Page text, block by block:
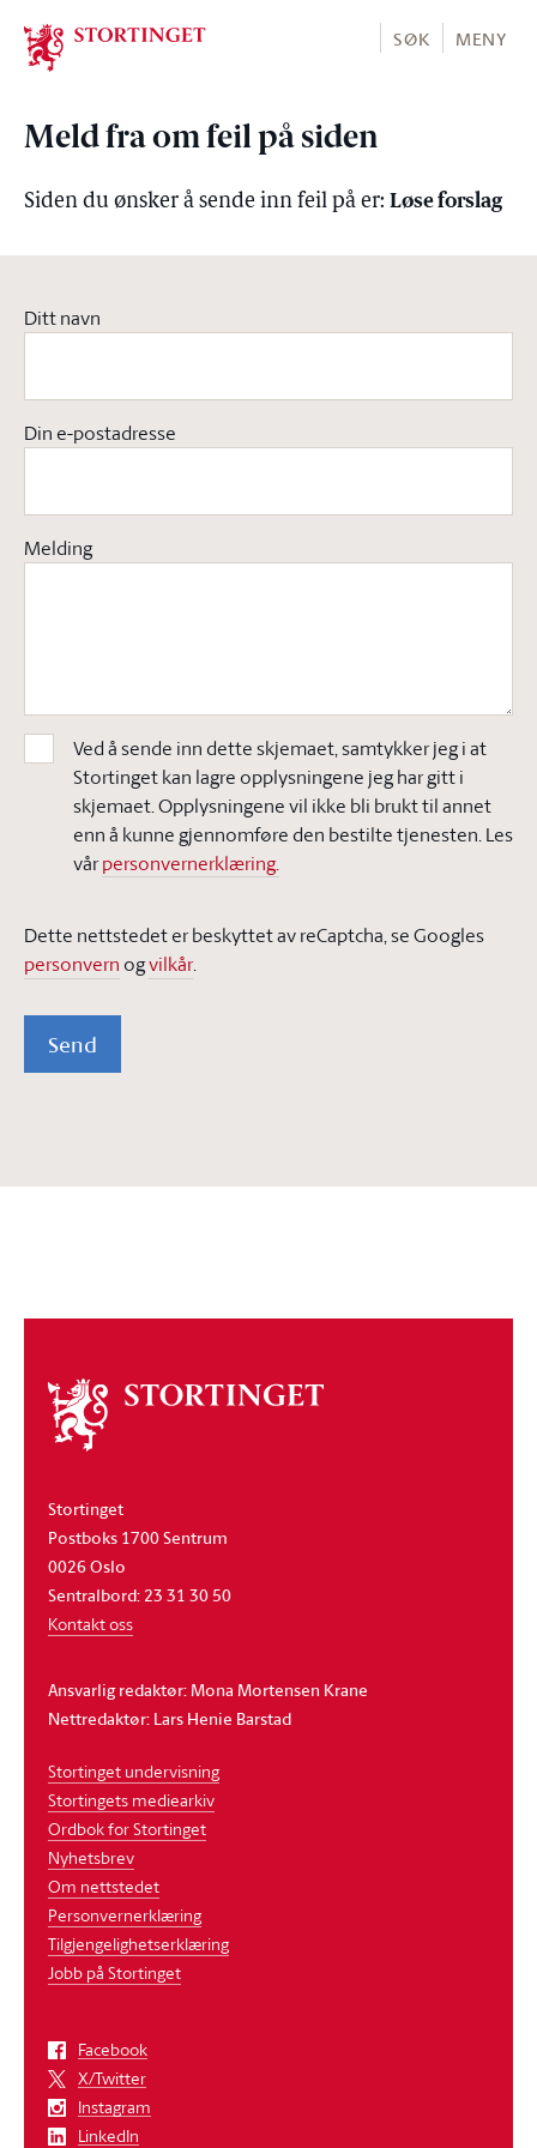
Stortinget.no
SØK MENY
Meld fra om feil på siden
Siden du ønsker å sende inn feil på er: Løse forslag
Ditt navn
Din e-postadresse
Melding
Ved å sende inn dette skjemaet, samtykker jeg i at
Stortinget kan lagre opplysningene jeg har gitt i
skjemaet. Opplysningene vil ikke bli brukt til annet
enn å kunne gjennomføre den bestilte tjenesten. Les
vårpersonvernerklæring.
Dette nettstedet er beskyttet av reCaptcha, se Googles
personvern ogvilkår.
Send
Om
stortinget
Stortinget
Postboks 1700 Sentrum
0026 Oslo
Sentralbord: 23 31 30 50
Kontakt oss
Ansvarlig redaktør: Mona Mortensen Krane
Nettredaktør: Lars Henie Barstad
Stortinget undervisning
Stortingets mediearkiv
Ordbok for Stortinget
Nyhetsbrev
Om nettstedet
Personvernerklæring
Tilgjengelighetserklæring
Jobb på Stortinget
Facebook
X/Twitter
Instagram
LinkedIn